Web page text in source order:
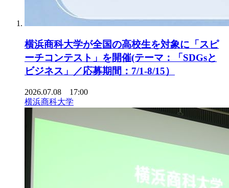
横浜商科大学が全国の高校生を対象に「スピ
ーチコンテスト」を開催(テーマ：「SDGsと
ビジネス」／応募期間：7/1-8/15）
2026.07.08 17:00
横浜商科大学